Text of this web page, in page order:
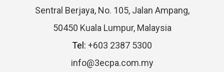
Sentral Berjaya, No. 105, Jalan Ampang,
50450 Kuala Lumpur, Malaysia
Tel: +603 2387 5300
info@3ecpa.com.my